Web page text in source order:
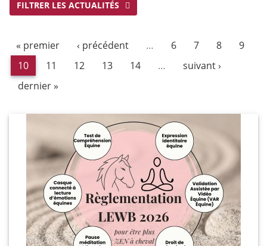
FILTRER LES ACTUALITÉS
« premier ‹ précédent … 6 7 8
9
10
11 12 13 14 …
suivant ›
dernier »